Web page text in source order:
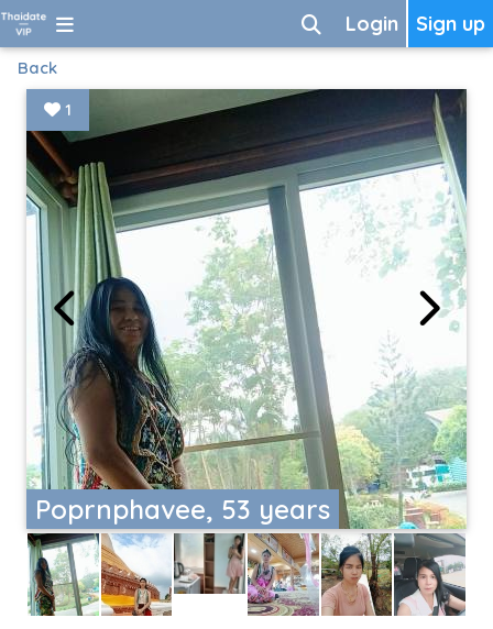
Sign up
Login
Back
Poprnphavee, 53 years
1